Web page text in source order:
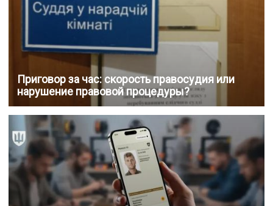
Приговор за час: скорость правосудия или
нарушение правовой процедуры?